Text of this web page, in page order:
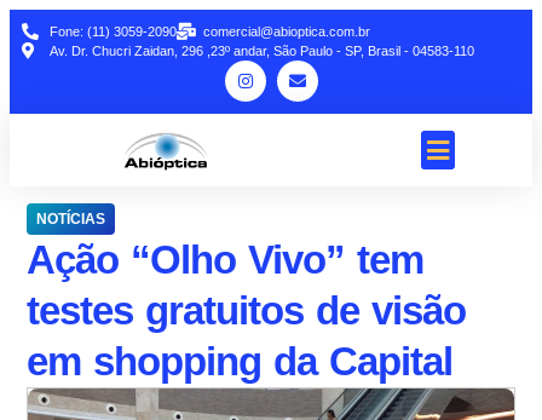
Fone: (11) 3059-2090
comercial@abioptica.com.br
Av. Dr. Chucri Zaidan, 296 ,23º andar, São Paulo - SP, Brasil - 04583-110
NOTÍCIAS
Ação “Olho Vivo” tem
testes gratuitos de visão
em shopping da Capital